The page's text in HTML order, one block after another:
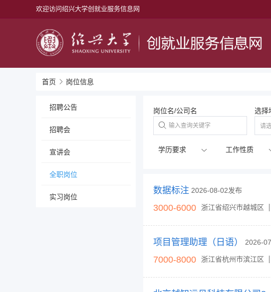
欢迎访问绍兴大学创就业服务信息网
首页 岗位信息
招聘公告
招聘会
宣讲会
全职岗位
实习岗位
岗位名/公司名 选择
请
数据标注 2026-08-02发布
3000-6000 浙江省绍兴市越城区
项目管理助理（日语） 2026-
7000-8000 浙江省杭州市滨江区